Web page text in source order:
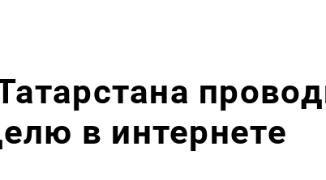
в интернете